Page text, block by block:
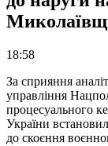
18:58
За сприяння
управління
процесуального
України
до скоєння